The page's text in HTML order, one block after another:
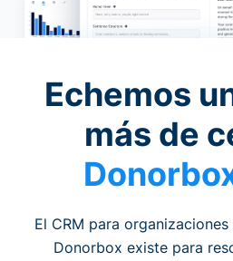
Echemos
más de
El CRM para
Donorbox existe para